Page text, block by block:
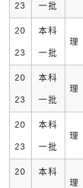
23 一批
20
23
本科
一批
理
20
23
本科
一批
理
20
23
本科
一批
理
20 本科
理